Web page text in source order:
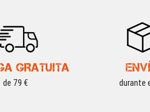
GRATUITA
de 79 € durante